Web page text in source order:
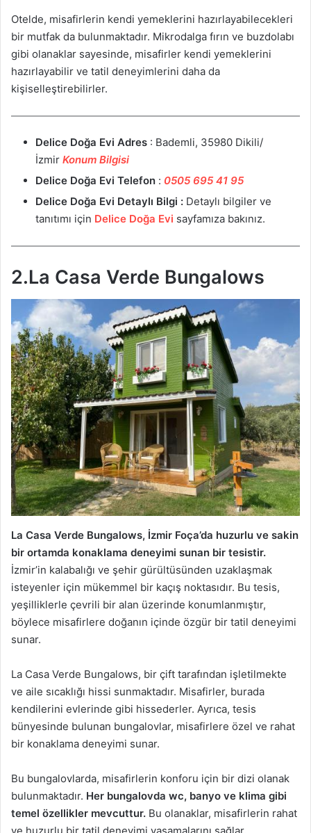
Otelde, misafirlerin kendi yemeklerini hazırlayabilecekleri
bir mutfak da bulunmaktadır. Mikrodalga fırın ve buzdolabı
gibi olanaklar sayesinde, misafirler kendi yemeklerini
hazırlayabilir ve tatil deneyimlerini daha da
kişiselleştirebilirler.
Delice Doğa Evi Adres : Bademli, 35980 Dikili/
İzmir Konum Bilgisi
Delice Doğa Evi Telefon : 0505 695 41 95
Delice Doğa Evi Detaylı Bilgi : Detaylı bilgiler ve
tanıtımı için Delice Doğa Evi sayfamıza bakınız.
2.La Casa Verde Bungalows
La Casa Verde Bungalows, İzmir Foça’da huzurlu ve sakin
bir ortamda konaklama deneyimi sunan bir tesistir.
İzmir’in kalabalığı ve şehir gürültüsünden uzaklaşmak
isteyenler için mükemmel bir kaçış noktasıdır. Bu tesis,
yeşilliklerle çevrili bir alan üzerinde konumlanmıştır,
böylece misafirlere doğanın içinde özgür bir tatil deneyimi
sunar.
La Casa Verde Bungalows, bir çift tarafından işletilmekte
ve aile sıcaklığı hissi sunmaktadır. Misafirler, burada
kendilerini evlerinde gibi hissederler. Ayrıca, tesis
bünyesinde bulunan bungalovlar, misafirlere özel ve rahat
bir konaklama deneyimi sunar.
Bu bungalovlarda, misafirlerin konforu için bir dizi olanak
bulunmaktadır. Her bungalovda wc, banyo ve klima gibi
temel özellikler mevcuttur. Bu olanaklar, misafirlerin rahat